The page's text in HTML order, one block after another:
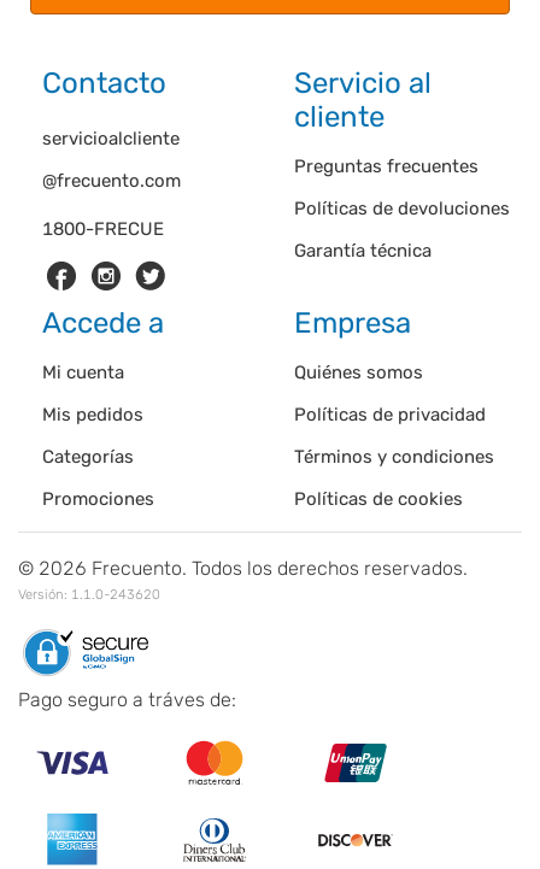
Contacto
1800-FRECUE
servicioalcliente
@frecuento.com
Servicio al
cliente
Preguntas frecuentes
Políticas de devoluciones
Garantía técnica
Accede a
Mi cuenta
Mis pedidos
Categorías
Promociones
Empresa
Quiénes somos
Políticas de privacidad
Términos y condiciones
Políticas de cookies
© 2026 Frecuento. Todos los derechos reservados.
Versión: 1.1.0-243620
Pago seguro a tráves de: